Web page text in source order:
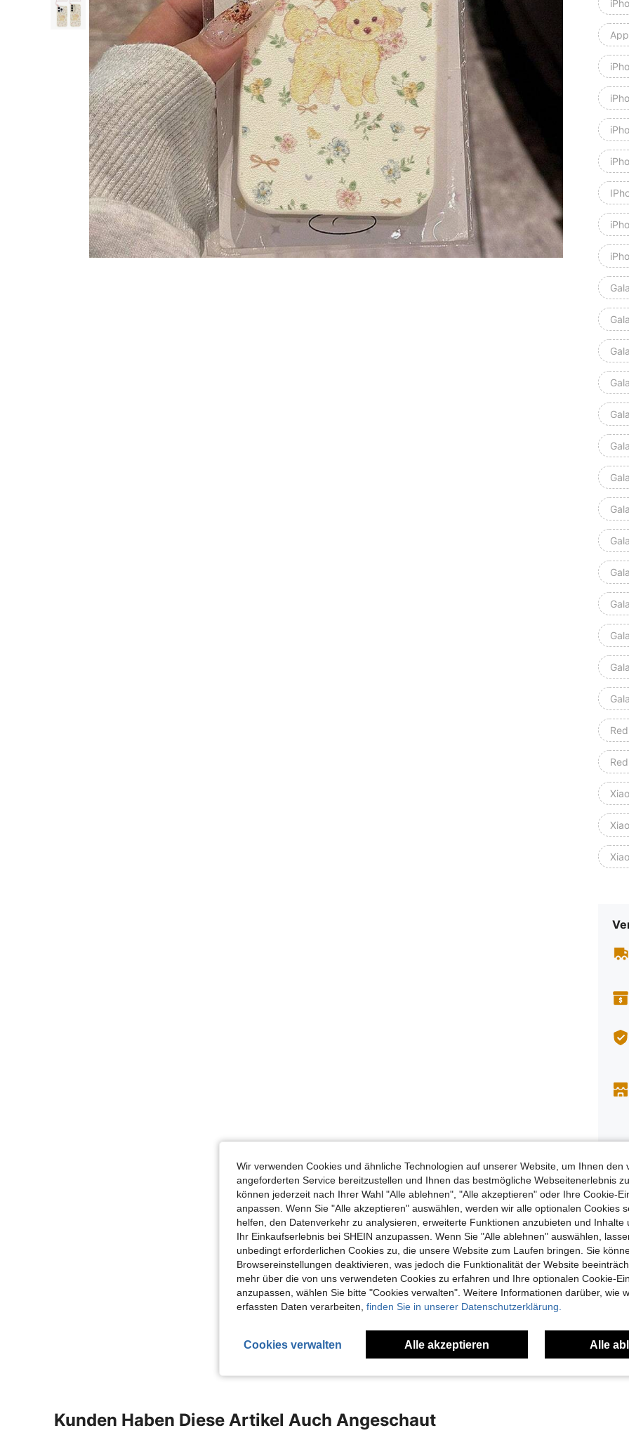
Zum
Kunden Haben Diese Artikel Auch Angeschaut
Wir verwenden Cookies und ähnliche Technologien auf unserer Website, um Ihnen den
angeforderten Service bereitzustellen und Ihnen das bestmögliche Webseitenerlebnis
können jederzeit nach Ihrer Wahl "Alle ablehnen", "Alle akzeptieren" oder Ihre Cookie-
anpassen. Wenn Sie "Alle akzeptieren" auswählen, werden wir alle optionalen Cookies
helfen, den Datenverkehr zu analysieren, erweiterte Funktionen anzubieten und Inhalte
Ihr Einkaufserlebnis bei SHEIN anzupassen. Wenn Sie "Alle ablehnen" auswählen,
unbedingt erforderlichen Cookies zu, die unsere Website zum Laufen bringen. Sie
Browsereinstellungen deaktivieren, was jedoch die Funktionalität der Website
mehr über die von uns verwendeten Cookies zu erfahren und Ihre optionalen Cookie-
anzupassen, wählen Sie bitte "Cookies verwalten". Weitere Informationen darüber, wie
erfassten Daten verarbeiten, finden Sie in unserer Datenschutzerklärung.
Cookies verwalten Alle akzeptieren Alle